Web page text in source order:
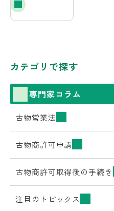
カテゴリで探す
専門家コラム
古物営業法
古物商許可申請
古物商許可取得後の手続き
注目のトピックス